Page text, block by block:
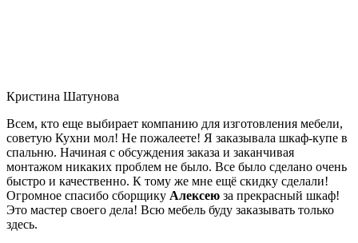
Кристина Шатунова
Всем, кто еще выбирает компанию для изготовления мебели,
советую Кухни мол! Не пожалеете! Я заказывала шкаф-купе в
спальню. Начиная с обсуждения заказа и заканчивая
монтажом никаких проблем не было. Все было сделано очень
быстро и качественно. К тому же мне ещё скидку сделали!
Огромное спасибо сборщику Алексею за прекрасный шкаф!
Это мастер своего дела! Всю мебель буду заказывать только
здесь.